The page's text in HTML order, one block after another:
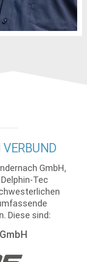
VERBUND
GmbH,
Tec
Diese sind: